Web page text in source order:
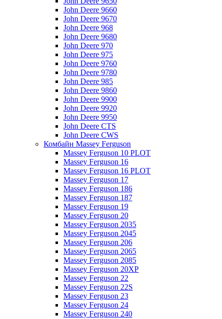
John Deere 9660
John Deere 9670
John Deere 968
John Deere 9680
John Deere 970
John Deere 975
John Deere 9760
John Deere 9780
John Deere 985
John Deere 9860
John Deere 9900
John Deere 9920
John Deere 9950
John Deere CTS
John Deere CWS
Комбайн Massey Ferguson
Massey Ferguson 10 PLOT
Massey Ferguson 16
Massey Ferguson 16 PLOT
Massey Ferguson 17
Massey Ferguson 186
Massey Ferguson 187
Massey Ferguson 19
Massey Ferguson 20
Massey Ferguson 2035
Massey Ferguson 2045
Massey Ferguson 206
Massey Ferguson 2065
Massey Ferguson 2085
Massey Ferguson 20XP
Massey Ferguson 22
Massey Ferguson 22S
Massey Ferguson 23
Massey Ferguson 24
Massey Ferguson 240